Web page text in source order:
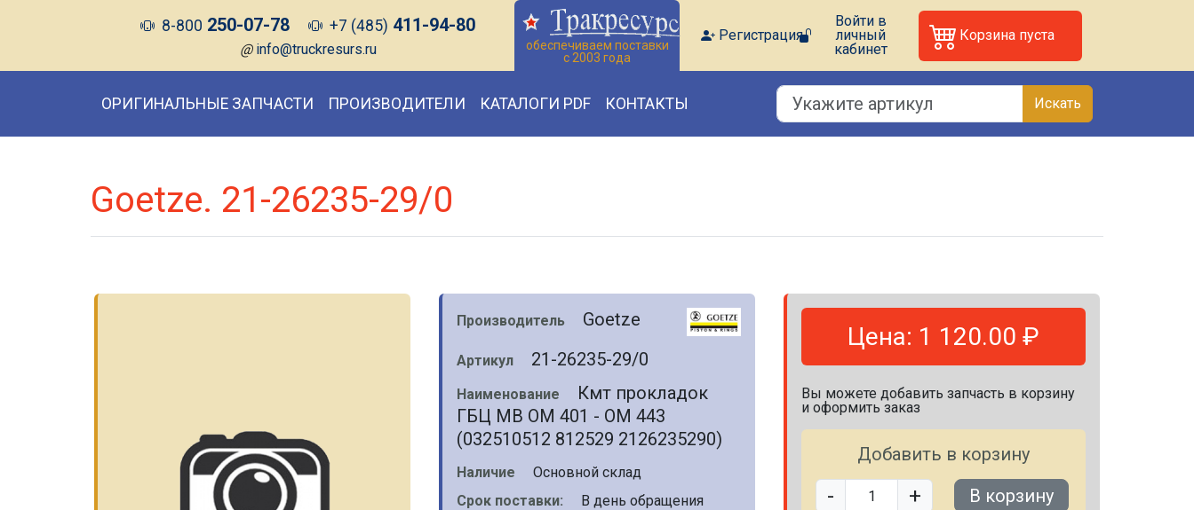
8-800 250-07-78 +7 (485) 411-94-80
@ info@truckresurs.ru
обеспечиваем поставки
с 2003 года
Регистрация
Войти в
личный
кабинет
Корзина пуста
ОРИГИНАЛЬНЫЕ ЗАПЧАСТИ ПРОИЗВОДИТЕЛИ КАТАЛОГИ PDF КОНТАКТЫ Искать
Goetze. 21-26235-29/0
Производитель Goetze
Артикул 21-26235-29/0
Наименование
Кмт прокладок
ГБЦ МВ OM 401 - OM 443
(032510512 812529 2126235290)
Наличие
Основной склад
Срок поставки:
В день обращения
Цена: 1 120.00 ₽
Вы можете добавить запчасть в корзину
и оформить заказ
Добавить в корзину
- + В корзину